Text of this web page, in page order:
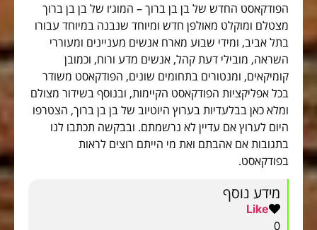
הפודקאסט החדש של בן בן ברוך – המוג׳ו של בן בן ברוך
מצטלם ומוקלט מאולפן חדש ומיוחד שנבנה במיוחד עבורו
בתל אביב, ומידי שבוע מארח אנשים מעניינים ומעוררי
השראה, מובילי דעת קהל, אנשים מדע ורוח, וכמובן
קומיקאים, ומנטורים בתחומים שונים, הפודקאסט משודר
בכל אפליקציות הפודקאסט הקיימות, ובנוסף בשידור מצולם
ומלא כאן בבלעדיות בערוץ היוטיוב של בן בן ברוך, הצטרפו
היום לערוץ אם עדיין לא נרשמתם. ובבקשה תכתבו לנו
בתגובות אם אהבתם ואת מי הייתם רוצים לראות
בפודקאסט.
מידע נוסף
Like
0